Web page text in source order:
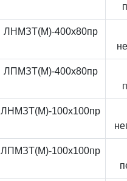
ЛНМЗТ(М)-400x80пр
ЛПМЗТ(М)-400x80пр
ЛНМЗТ(М)-100x100пр
ЛПМЗТ(М)-100x100пр